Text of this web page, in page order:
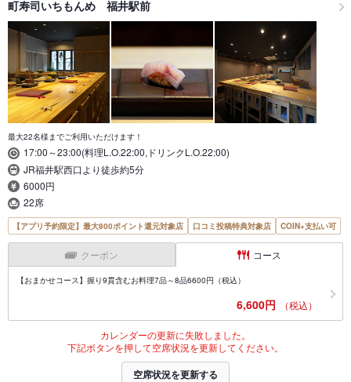
町寿司いちもんめ 福井駅前
最大22名様までご利用いただけます！
17:00～23:00(料理L.O.22:00,ドリンクL.O.22:00)
JR福井駅西口より徒歩約5分
6000円
22席
【アプリ予約限定】最大800ポイント還元対象店 口コミ投稿特典対象店 COIN+支払い可
クーポン コース
【おまかせコース】握り9貫含むお料理7品～8品6600円（税込）
6,600円 （税込）
カレンダーの更新に失敗しました。
下記ボタンを押して空席状況を更新してください。
空席状況を更新する